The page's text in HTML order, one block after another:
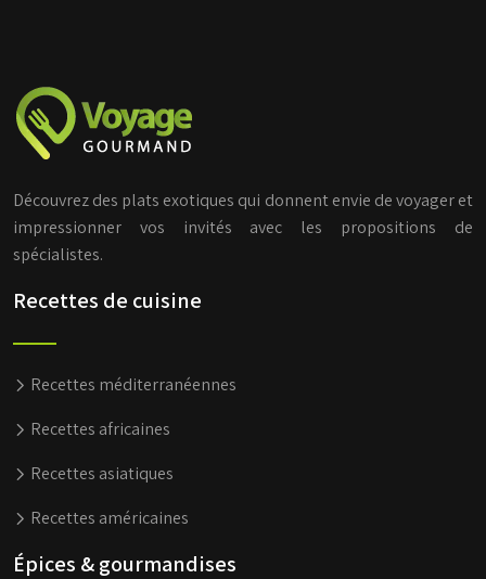
Découvrez des plats exotiques qui donnent envie de voyager et
impressionner vos invités avec les propositions de
spécialistes.
Recettes de cuisine
Recettes méditerranéennes
Recettes africaines
Recettes asiatiques
Recettes américaines
Épices & gourmandises